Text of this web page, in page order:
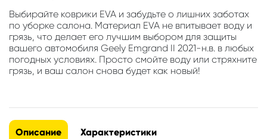
Выбирайте коврики EVA и забудьте о лишних заботах
по уборке салона. Материал EVA не впитывает воду и
грязь, что делает его лучшим выбором для защиты
вашего автомобиля Geely Emgrand II 2021-н.в. в любых
погодных условиях. Просто смойте воду или стряхните
грязь, и ваш салон снова будет как новый!
Описание Характеристики